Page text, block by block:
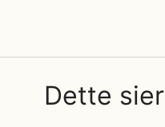
Dette